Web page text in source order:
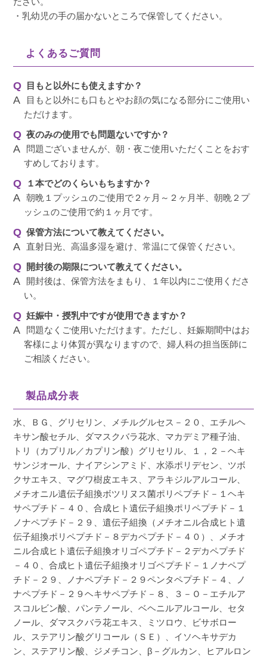
・乳幼児の手の届かないところで保管してください。
よくあるご質問
目もと以外にも使えますか？
目もと以外にも口もとやお顔の気になる部分にご使用い
ただけます。
夜のみの使用でも問題ないですか？
問題ございませんが、朝・夜ご使用いただくことをおす
すめしております。
１本でどのくらいもちますか？
朝晩１プッシュのご使用で２ヶ月～２ヶ月半、朝晩２プ
ッシュのご使用で約１ヶ月です。
保管方法について教えてください。
直射日光、高温多湿を避け、常温にて保管ください。
開封後の期限について教えてください。
開封後は、保管方法をまもり、１年以内にご使用くださ
い。
妊娠中・授乳中ですが使用できますか？
問題なくご使用いただけます。ただし、妊娠期間中はお
客様により体質が異なりますので、婦人科の担当医師に
ご相談ください。
製品成分表
水、ＢＧ、グリセリン、メチルグルセス－２０、エチルヘ
キサン酸セチル、ダマスクバラ花水、マカデミア種子油、
トリ（カプリル／カプリン酸）グリセリル、１，２－ヘキ
サンジオール、ナイアシンアミド、水添ポリデセン、ツボ
クサエキス、マグワ樹皮エキス、アラキジルアルコール、
メチオニル遺伝子組換ボツリヌス菌ポリペプチド－１ヘキ
サペプチド－４０、合成ヒト遺伝子組換ポリペプチド－１
ノナペプチド－２９、遺伝子組換（メチオニル合成ヒト遺
伝子組換ポリペプチド－８デカペプチド－４０）、メチオ
ニル合成ヒト遺伝子組換オリゴペプチド－２デカペプチド
－４０、合成ヒト遺伝子組換オリゴペプチド－１ノナペプ
チド－２９、ノナペプチド－２９ペンタペプチド－４、ノ
ナペプチド－２９ヘキサペプチド－８、３－Ｏ－エチルア
スコルビン酸、パンテノール、ベヘニルアルコール、セタ
ノール、ダマスクバラ花エキス、ミツロウ、ビサボロー
ル、ステアリン酸グリコール（ＳＥ）、イソヘキサデカ
ン、ステアリン酸、ジメチコン、β－グルカン、ヒアルロン